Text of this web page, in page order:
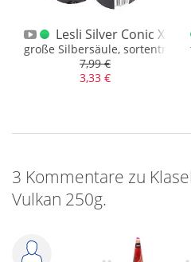
Crackling Komety 20S. 54cm
mit Goldschweif und
Lesli Silver Conic XXL
große Silbersäule,
7,99 €
3,33 €
3 Kommentare zu
Vulkan 250g.